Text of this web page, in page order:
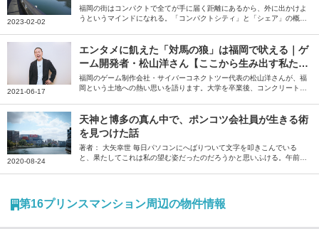
2023-02-02
福岡の街はコンパクトで全てが手に届く距離にあるから、外に出かけよ
うというマインドになれる。「コンパクトシティ」と「シェア」の概念
岡県福岡市の魅力を、たっぷりと語っていただきました。
2021-06-17
エンタメに飢えた「対馬の狼」は福岡で吠える｜ゲ
ーム開発者・松山洋さん【ここから生み出す私た
ち】
福岡のゲーム制作会社・サイバーコネクトツー代表の松山洋さんが、福
岡という土地への熱い思いを語ります。大学を卒業後、コンクリート業
って、福岡の魅力とは何か。自身のエンタメに対する原体験から、福岡
を拠点にする意味合いまでを、福岡人ならではの視点で語ります。ま
た、小・中学生時代を送った長崎・対馬の思い出も振り返ります。
2020-08-24
天神と博多の真ん中で、ポンコツ会社員が生きる術
を見つけた話
著者： 大矢幸世 毎日パソコンにへばりついて文字を叩きこんでいる
と、果たしてこれは私の望む姿だったのだろうかと思いふける。午前2
た。タイムラインを少しさかのぼると、馴染みの飲み屋の投稿がある。
「まだお客様は全然戻らず暇な日が続いていますが、コロナウイルスの
営業します」──。 ◇ ◇ ◇私が一人飲みを覚えたのは、学生時代から
第16プリンスマンション周辺の物件情報